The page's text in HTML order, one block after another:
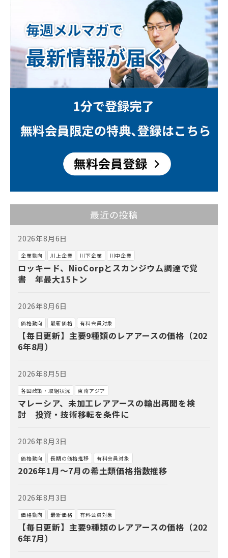
最近の投稿
2026年8月6日
企業動向 川上企業 川下企業 川中企業
ロッキード、NioCorpとスカンジウム調達で覚
書 年最大15トン
2026年8月6日
価格動向 最新価格 有料会員対象
【毎日更新】主要9種類のレアアースの価格（202
6年8月）
2026年8月5日
各国政策・取組状況 東南アジア
マレーシア、未加工レアアースの輸出再開を検
討 投資・技術移転を条件に
2026年8月3日
価格動向 長期の価格推移 有料会員対象
2026年1月～7月の希土類価格指数推移
2026年8月3日
価格動向 最新価格 有料会員対象
【毎日更新】主要9種類のレアアースの価格（202
6年7月）